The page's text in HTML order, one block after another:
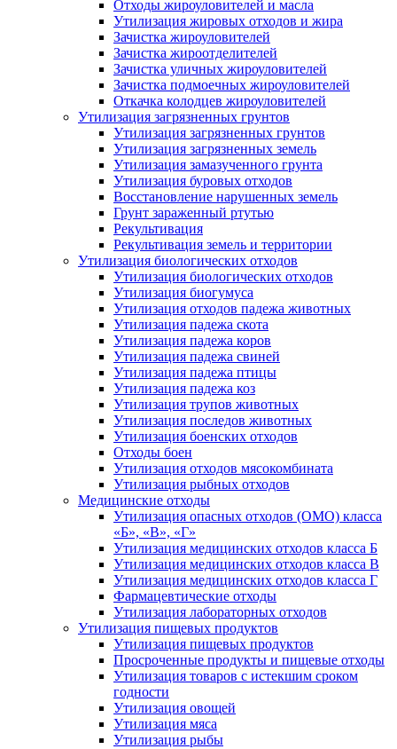
Отходы жироуловителей и масла
Утилизация жировых отходов и жира
Зачистка жироуловителей
Зачистка жироотделителей
Зачистка уличных жироуловителей
Зачистка подмоечных жироуловителей
Откачка колодцев жироуловителей
Утилизация загрязненных грунтов
Утилизация загрязненных грунтов
Утилизация загрязненных земель
Утилизация замазученного грунта
Утилизация буровых отходов
Восстановление нарушенных земель
Грунт зараженный ртутью
Рекультивация
Рекультивация земель и территории
Утилизация биологических отходов
Утилизация биологических отходов
Утилизация биогумуса
Утилизация отходов падежа животных
Утилизация падежа скота
Утилизация падежа коров
Утилизация падежа свиней
Утилизация падежа птицы
Утилизация падежа коз
Утилизация трупов животных
Утилизация последов животных
Утилизация боенских отходов
Отходы боен
Утилизация отходов мясокомбината
Утилизация рыбных отходов
Медицинские отходы
Утилизация опасных отходов (ОМО) класса
«Б», «В», «Г»
Утилизация медицинских отходов класса Б
Утилизация медицинских отходов класса В
Утилизация медицинских отходов класса Г
Фармацевтические отходы
Утилизация лабораторных отходов
Утилизация пищевых продуктов
Утилизация пищевых продуктов
Просроченные продукты и пищевые отходы
Утилизация товаров с истекшим сроком
годности
Утилизация овощей
Утилизация мяса
Утилизация рыбы